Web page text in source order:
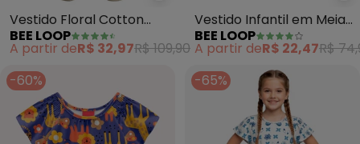
Vestido Floral Cotton
Infantil (Azul)
BEE LOOP
A partir deR$ 32,97R$ 109,90
Vestido Infantil em Meia
Malha (Azul)
BEE LOOP
A partir deR$ 22,47R$
-60%
-65%